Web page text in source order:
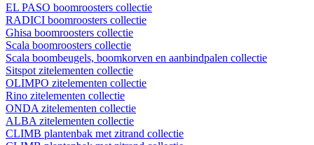
EL PASO boomroosters collectie
RADICI boomroosters collectie
Ghisa boomroosters collectie
Scala boomroosters collectie
Scala boombeugels, boomkorven en aanbindpalen collectie
Sitspot zitelementen collectie
OLIMPO zitelementen collectie
Rino zitelementen collectie
ONDA zitelementen collectie
ALBA zitelementen collectie
CLIMB plantenbak met zitrand collectie